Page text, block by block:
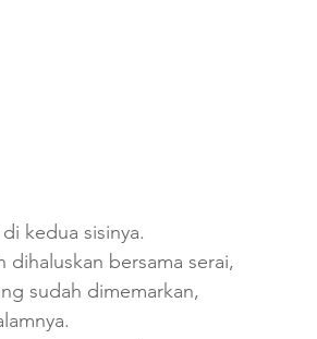
kedua sisinya.
dihaluskan bersama serai,
sudah dimemarkan,